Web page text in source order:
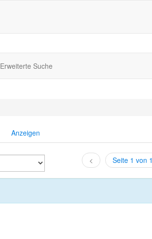
Erweiterte Suche
Anzeigen
<
Seite 1 von 1